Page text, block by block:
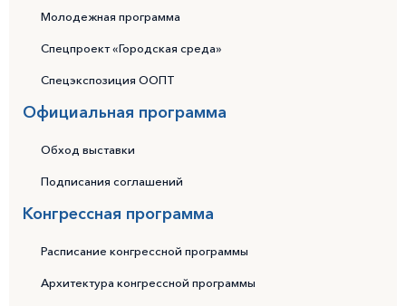
Молодежная программа
Спецпроект «Городская среда»
Спецэкспозиция ООПТ
Официальная программа
Обход выставки
Подписания соглашений
Конгрессная программа
Расписание конгрессной программы
Архитектура конгрессной программы